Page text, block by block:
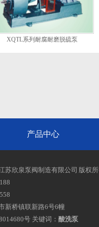
XQTL系列耐腐耐磨脱硫泵
产品中心
苏欣泉泵阀制造有限公司 版权
新桥镇联新路6号6幢
号 关键词： 酸洗泵